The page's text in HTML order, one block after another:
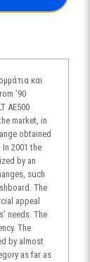
και
’90
AE500
market, in
obtained
2001 the
by an
such
The
appeal
needs. The
The
by almost
as far as